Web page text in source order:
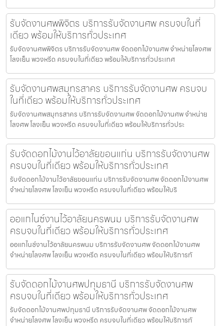
รับจัดงานศพพิจิตร บริการรับจัดงานศพ ครบจบในที่
เดียว พร้อมให้บริการทั่วประเทศ
รับจัดงานศพพิจิตร บริการรับจัดงานศพ จัดดอกไม้งานศพ จำหน่ายโลงศพ
โลงเย็น พวงหรีด ครบจบในที่เดียว พร้อมให้บริการทั่วประเทศ
รับจัดงานศพสมุทรสาคร บริการรับจัดงานศพ ครบจบ
ในที่เดียว พร้อมให้บริการทั่วประเทศ
รับจัดงานศพสมุทรสาคร บริการรับจัดงานศพ จัดดอกไม้งานศพ จำหน่าย
โลงศพ โลงเย็น พวงหรีด ครบจบในที่เดียว พร้อมให้บริการทั่วประ
รับจัดดอกไม้งานไว้อาลัยขอนแก่น บริการรับจัดงานศพ
ครบจบในที่เดียว พร้อมให้บริการทั่วประเทศ
รับจัดดอกไม้งานไว้อาลัยขอนแก่น บริการรับจัดงานศพ จัดดอกไม้งานศพ
จำหน่ายโลงศพ โลงเย็น พวงหรีด ครบจบในที่เดียว พร้อมให้บริ
ออแกไนซ์งานไว้อาลัยนครพนม บริการรับจัดงานศพ
ครบจบในที่เดียว พร้อมให้บริการทั่วประเทศ
ออแกไนซ์งานไว้อาลัยนครพนม บริการรับจัดงานศพ จัดดอกไม้งานศพ
จำหน่ายโลงศพ โลงเย็น พวงหรีด ครบจบในที่เดียว พร้อมให้บริการทั
รับจัดดอกไม้งานศพปทุมธานี บริการรับจัดงานศพ
ครบจบในที่เดียว พร้อมให้บริการทั่วประเทศ
รับจัดดอกไม้งานศพปทุมธานี บริการรับจัดงานศพ จัดดอกไม้งานศพ
จำหน่ายโลงศพ โลงเย็น พวงหรีด ครบจบในที่เดียว พร้อมให้บริการทั